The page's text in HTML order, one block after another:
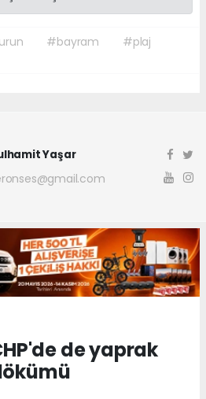
#bayram
#plaj
Yaşar
de yaprak